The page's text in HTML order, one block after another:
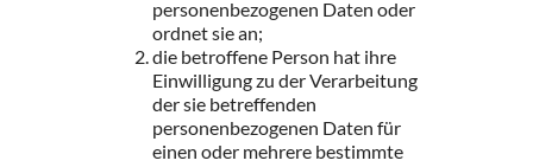
personenbezogenen Daten oder
ordnet sie an;
die betroffene Person hat ihre
Einwilligung zu der Verarbeitung
der sie betreffenden
personenbezogenen Daten für
einen oder mehrere bestimmte